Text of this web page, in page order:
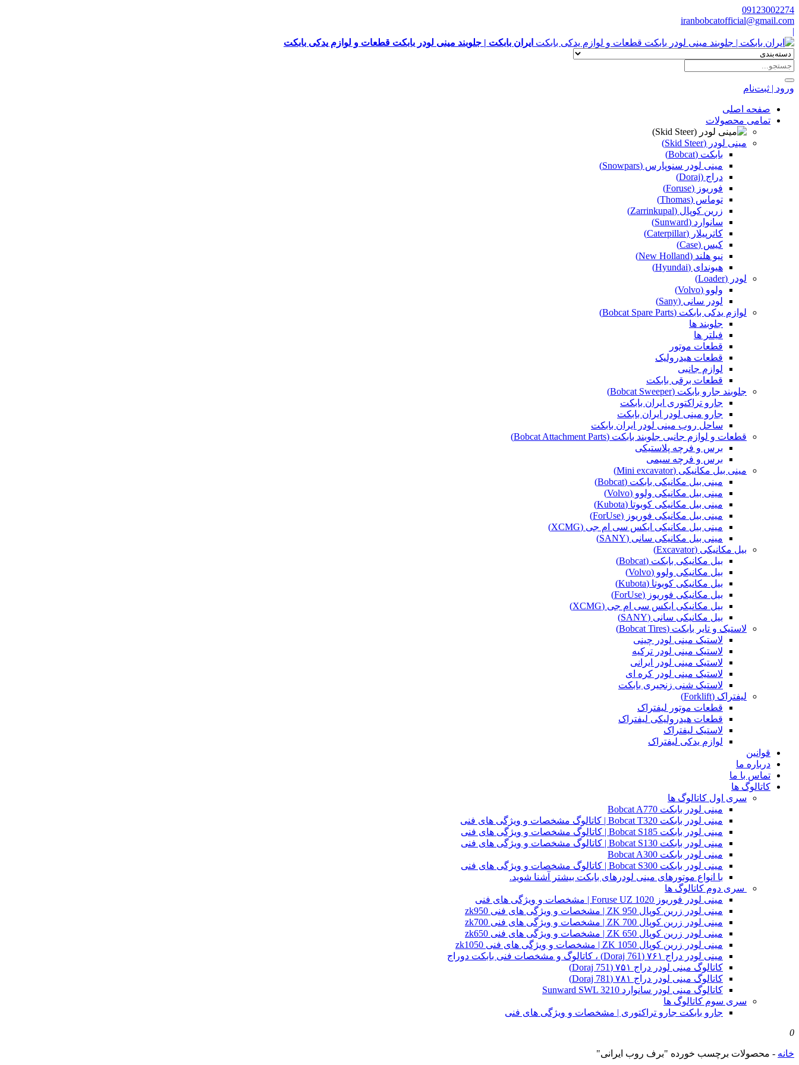
09123002274
iranbobcatofficial@gmail.com
|
ایران بابکت | جلوبند مینی لودر بابکت قطعات و لوازم یدکی بابکت
ورود | ثبت‌نام
صفحه اصلی
تمامی محصولات
مینی لودر (Skid Steer)
بابکت (Bobcat)
مینی لودر سنوپارس (Snowpars)
دراج (Doraj)
فوریوز (Foruse)
توماس (Thomas)
زرین کوپال (Zarrinkupal)
سانوارد (Sunward)
کاترپیلار (Caterpillar)
کیس (Case)
نیو هلند (New Holland)
هیوندای (Hyundai)
لودر (Loader)
ولوو (Volvo)
لودر سانی (Sany)
لوازم یدکی بابکت (Bobcat Spare Parts)
جلوبند ها
فیلتر ها
قطعات موتور
قطعات هیدرولیک
لوازم جانبی
قطعات برقی بابکت
جلوبند جارو بابکت (Bobcat Sweeper)
جارو تراکتوری ایران بابکت
جارو مینی لودر ایران بابکت
ساحل روب مینی لودر ایران بابکت
قطعات و لوازم جانبی جلوبند بابکت (Bobcat Attachment Parts)
برس و فرچه پلاستیکی
برس و فرچه سیمی
مینی بیل مکانیکی (Mini excavator)
مینی بیل مکانیکی بابکت (Bobcat)
مینی بیل مکانیکی ولوو (Volvo)
مینی بیل مکانیکی کوبوتا (Kubota)
مینی بیل مکانیکی فوریوز (ForUse)
مینی بیل مکانیکی ایکس سی ام جی (XCMG)
مینی بیل مکانیکی سانی (SANY)
بیل مکانیکی (Excavator)
بیل مکانیکی بابکت (Bobcat)
بیل مکانیکی ولوو (Volvo)
بیل مکانیکی کوبوتا (Kubota)
بیل مکانیکی فوریوز (ForUse)
بیل مکانیکی ایکس سی ام جی (XCMG)
بیل مکانیکی سانی (SANY)
لاستیک و تایر بابکت (Bobcat Tires)
لاستیک مینی لودر چینی
لاستیک مینی لودر ترکیه
لاستیک مینی لودر ایرانی
لاستیک مینی لودر کره ای
لاستیک شنی زنجیری بابکت
لیفتراک (Forklift)
قطعات موتور لیفتراک
قطعات هیدرولیکی لیفتراک
لاستیک لیفتراک
لوازم یدکی لیفتراک
قوانین
درباره ما
تماس با ما
کاتالوگ ها
سری اول کاتالوگ ها
مینی لودر بابکت Bobcat A770
مینی لودر بابکت Bobcat T320 | کاتالوگ مشخصات و ویژگی های فنی
مینی لودر بابکت Bobcat S185 | کاتالوگ مشخصات و ویژگی های فنی
مینی لودر بابکت Bobcat S130 | کاتالوگ مشخصات و ویژگی های فنی
مینی لودر بابکت Bobcat A300
مینی لودر بابکت Bobcat S300 | کاتالوگ مشخصات و ویژگی های فنی
با انواع موتورهای مینی لودرهای بابکت بیشتر آشنا شوید.
سری دوم کاتالوگ ها
مینی لودر فوریوز Foruse UZ 1020 | مشخصات و ویژگی های فنی
مینی لودر زرین کوپال ZK 950 | مشخصات و ویژگی های فنی zk950
مینی لودر زرین کوپال ZK 700 | مشخصات و ویژگی های فنی zk700
مینی لودر زرین کوپال ZK 650 | مشخصات و ویژگی های فنی zk650
مینی لودر زرین کوپال ZK 1050 | مشخصات و ویژگی های فنی zk1050
مینی لودر دراج ۷۶۱ (Doraj 761) ، کاتالوگ و مشخصات فنی بابکت دوراج
کاتالوگ مینی لودر دراج ۷۵۱ (Doraj 751)
کاتالوگ مینی لودر دراج ۷۸۱ (Doraj 781)
کاتالوگ مینی لودر سانوارد Sunward SWL 3210
سری سوم کاتالوگ ها
جارو بابکت جارو تراکتوری | مشخصات و ویژگی های فنی
0
خانه - محصولات برچسب خورده "برف روب ایرانی"